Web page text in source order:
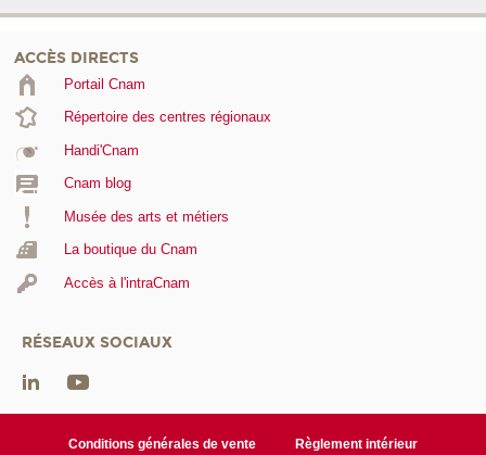
ACCÈS DIRECTS
Portail Cnam
Répertoire des centres régionaux
Handi'Cnam
Cnam blog
Musée des arts et métiers
La boutique du Cnam
Accès à l'intraCnam
RÉSEAUX SOCIAUX
Conditions générales de vente Règlement intérieur